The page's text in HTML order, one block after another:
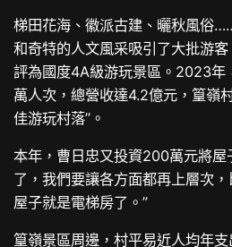
梯田花海、徽派古建、曬秋風俗
和奇特的人文風采吸引了大批游
評為國度4A級游玩景區。2023年
萬人次，總營收達4.2億元，篁嶺
佳游玩村落”。
本年，曹日忠又投資200萬元將屋
了，我們要讓各方面都再上層次，
屋子就是電梯房了。”
篁嶺景區周邊，村平易近人均年